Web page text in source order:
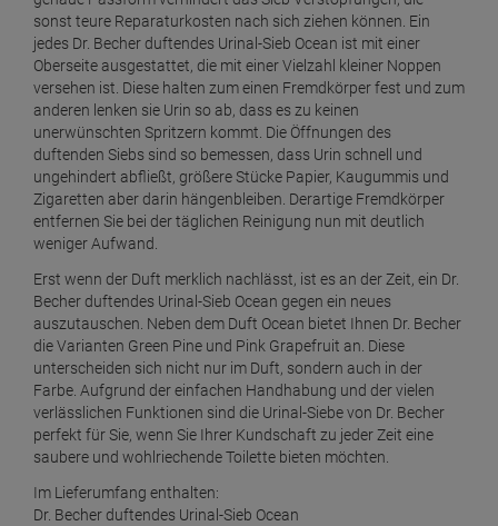
sonst teure Reparaturkosten nach sich ziehen können. Ein
jedes Dr. Becher duftendes Urinal-Sieb Ocean ist mit einer
Oberseite ausgestattet, die mit einer Vielzahl kleiner Noppen
versehen ist. Diese halten zum einen Fremdkörper fest und zum
anderen lenken sie Urin so ab, dass es zu keinen
unerwünschten Spritzern kommt. Die Öffnungen des
duftenden Siebs sind so bemessen, dass Urin schnell und
ungehindert abfließt, größere Stücke Papier, Kaugummis und
Zigaretten aber darin hängenbleiben. Derartige Fremdkörper
entfernen Sie bei der täglichen Reinigung nun mit deutlich
weniger Aufwand.
Erst wenn der Duft merklich nachlässt, ist es an der Zeit, ein Dr.
Becher duftendes Urinal-Sieb Ocean gegen ein neues
auszutauschen. Neben dem Duft Ocean bietet Ihnen Dr. Becher
die Varianten Green Pine und Pink Grapefruit an. Diese
unterscheiden sich nicht nur im Duft, sondern auch in der
Farbe. Aufgrund der einfachen Handhabung und der vielen
verlässlichen Funktionen sind die Urinal-Siebe von Dr. Becher
perfekt für Sie, wenn Sie Ihrer Kundschaft zu jeder Zeit eine
saubere und wohlriechende Toilette bieten möchten.
Im Lieferumfang enthalten:
Dr. Becher duftendes Urinal-Sieb Ocean